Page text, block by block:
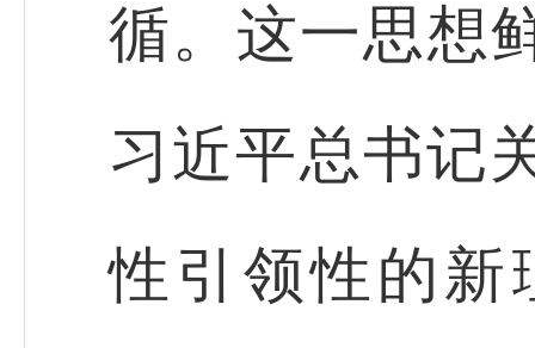
循。这一思想
习近平总书记
性引领性的新